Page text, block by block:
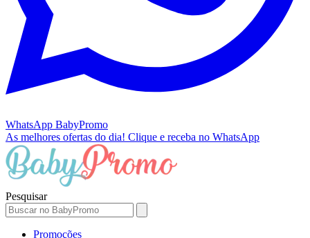
WhatsApp BabyPromo
As melhores ofertas do dia! Clique e receba no WhatsApp
Pesquisar
Promoções